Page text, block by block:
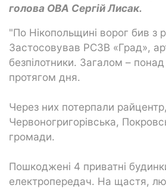
голова ОВА Сергій Лисак.
"По Нікопольщині ворог бив з
Застосовував РСЗВ «Град»,
безпілотники. Загалом –
протягом дня.
Через них потерпали
Червоногригорівська,
громади.
Пошкоджені 4 приватні
електропередач. На щастя,